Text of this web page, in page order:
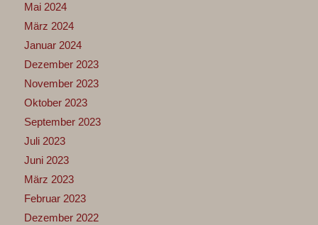
Mai 2024
März 2024
Januar 2024
Dezember 2023
November 2023
Oktober 2023
September 2023
Juli 2023
Juni 2023
März 2023
Februar 2023
Dezember 2022